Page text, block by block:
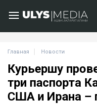
Главная Новости
Курьершу
три паспорта
США и Ирана –